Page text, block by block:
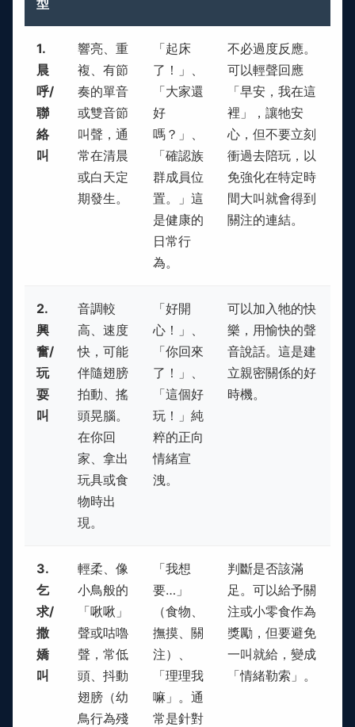
1.
晨
呼/
聯
絡
叫
響亮、重
複、有節
奏的單音
或雙音節
叫聲，通
常在清晨
或白天定
期發生。
「起床
了！」、
「大家還
好
嗎？」、
「確認族
群成員位
置。」這
是健康的
日常行
為。
不必過度反應。
可以輕聲回應
「早安，我在這
裡」，讓牠安
心，但不要立刻
衝過去陪玩，以
免強化在特定時
間大叫就會得到
關注的連結。
2.
興
奮/
玩
耍
叫
音調較
高、速度
快，可能
伴隨翅膀
拍動、搖
頭晃腦。
在你回
家、拿出
玩具或食
物時出
現。
「好開
心！」、
「你回來
了！」、
「這個好
玩！」純
粹的正向
情緒宣
洩。
可以加入牠的快
樂，用愉快的聲
音說話。這是建
立親密關係的好
時機。
3.
乞
求/
撒
嬌
叫
輕柔、像
小鳥般的
「啾啾」
聲或咕嚕
聲，常低
頭、抖動
翅膀（幼
鳥行為殘
「我想
要…」
（食物、
撫摸、關
注）、
「理理我
嘛」。通
常是針對
判斷是否該滿
足。可以給予關
注或小零食作為
獎勵，但要避免
一叫就給，變成
「情緒勒索」。